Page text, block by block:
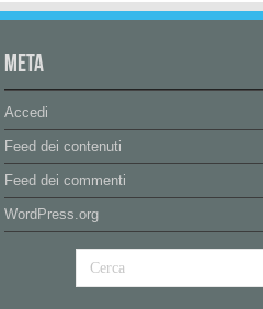
Meta
Accedi
Feed dei contenuti
Feed dei commenti
WordPress.org